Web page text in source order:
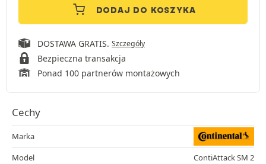
DODAJ DO KOSZYKA
DOSTAWA GRATIS. Szczegóły
Bezpieczna transakcja
Ponad 100 partnerów montażowych
Cechy
Marka
Model
ContiAttack SM 2